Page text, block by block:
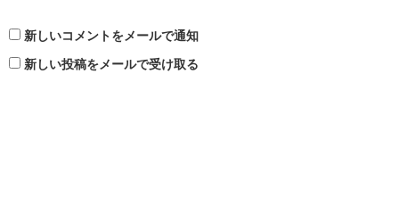
新しいコメントをメールで通知
新しい投稿をメールで受け取る